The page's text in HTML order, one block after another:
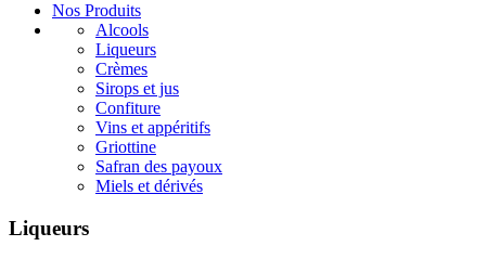
Nos Produits
Alcools
Liqueurs
Crèmes
Sirops et jus
Confiture
Vins et appéritifs
Griottine
Safran des payoux
Miels et dérivés
Liqueurs